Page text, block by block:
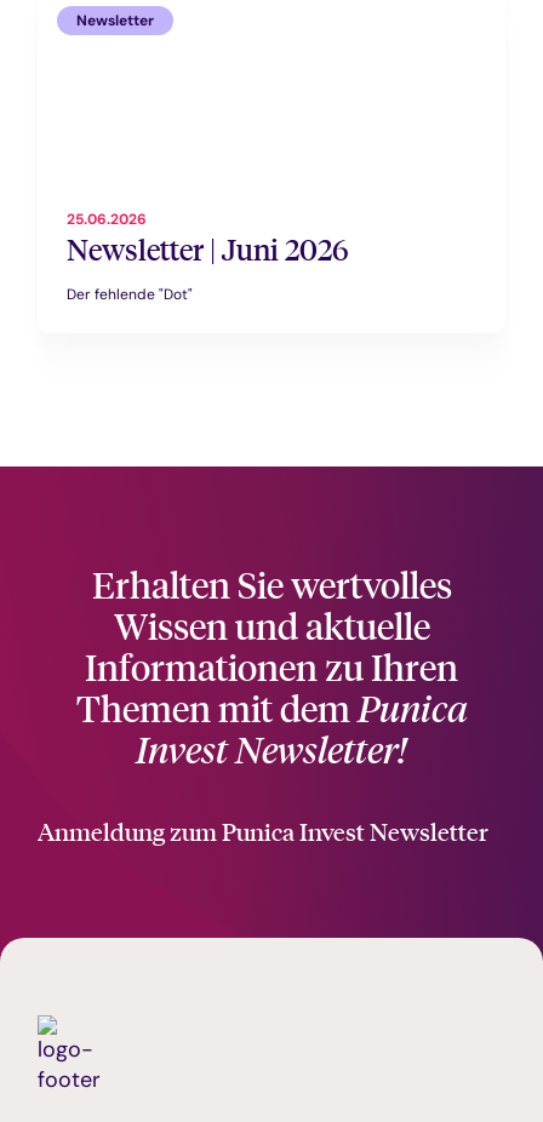
Newsletter
25.06.2026
Newsletter | Juni 2026
Der fehlende "Dot"
Erhalten Sie wertvolles
Wissen und aktuelle
Informationen zu Ihren
Themen mit demPunica
Invest Newsletter!
Anmeldung zum Punica Invest Newsletter